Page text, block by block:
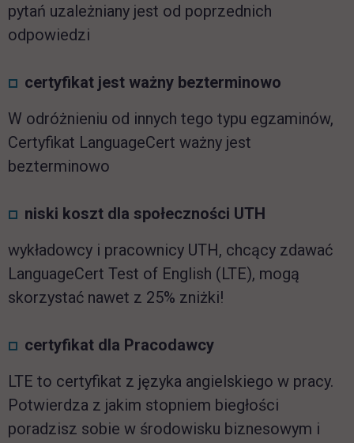
pytań uzależniany jest od poprzednich
odpowiedzi
certyfikat jest ważny bezterminowo
W odróżnieniu od innych tego typu egzaminów,
Certyfikat LanguageCert ważny jest
bezterminowo
niski koszt dla społeczności UTH
wykładowcy i pracownicy UTH, chcący zdawać
LanguageCert Test of English (LTE), mogą
skorzystać nawet z 25% zniżki!
certyfikat dla Pracodawcy
LTE to certyfikat z języka angielskiego w pracy.
Potwierdza z jakim stopniem biegłości
poradzisz sobie w środowisku biznesowym i